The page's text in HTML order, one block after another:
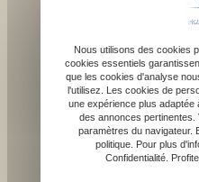
06 08
Nous utilisons des cookies
cookies essentiels
que les cookies d'analyse
l'utilisez. Les cookies de
une expérience plus
des annonces
paramètres du navigateur.
politique. Pour plus
Confidentialité.